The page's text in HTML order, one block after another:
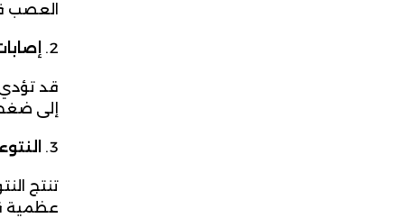
العصب
قد تؤدي
إلى
تنتج
عظمية